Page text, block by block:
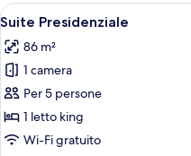
letto
Apri
tutte
le
foto
per
Suite
Presidenziale
8
Suite Presidenziale
86 m²
1 camera
Per 5 persone
1 letto king
Wi-Fi gratuito